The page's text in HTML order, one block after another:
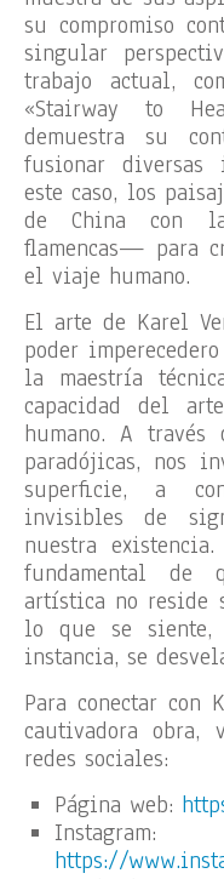
su compromiso
singular
trabajo actual,
«Stairway to
demuestra su
fusionar
este caso, los
de China con
flamencas— para
el viaje humano.
El arte de Karel
poder
la maestría
capacidad del
humano. A través
paradójicas, nos
superficie, a
invisibles de
nuestra
fundamental de
artística no reside
lo que se siente,
instancia, se
Para conectar con
cautivadora
redes sociales:
Página web:
Instagram:
https://